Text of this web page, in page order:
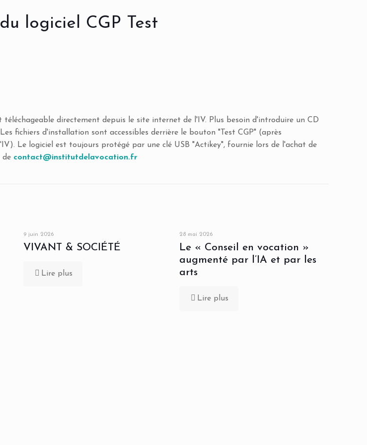
logiciel CGP Test
téléchageable directement depuis le site internet de l'IV. Plus besoin d'introduire un CD
fichiers d'installation sont accessibles derrière le bouton "Test CGP" (après
Le logiciel est toujours protégé par une clé USB "Actikey", fournie lors de l'achat de
de contact@institutdelavocation.fr
9 juin 2026
VIVANT & SOCIÉTÉ
Lire plus
28 mai 2026
Le « Conseil en vocation »
augmenté par l’IA et par les
arts
Lire plus